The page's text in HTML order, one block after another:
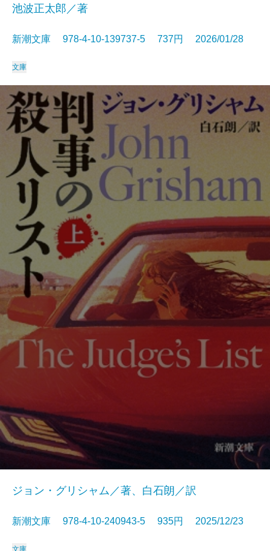
池波正太郎／著
新潮文庫 978-4-10-139737-5 737円 2026/01/28
文庫
ジョン・グリシャム／著、白石朗／訳
新潮文庫 978-4-10-240943-5 935円 2025/12/23
文庫